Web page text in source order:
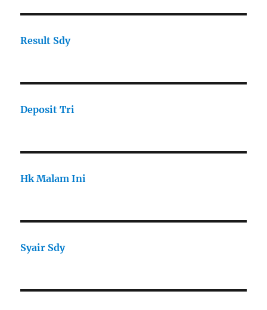
Result Sdy
Deposit Tri
Hk Malam Ini
Syair Sdy